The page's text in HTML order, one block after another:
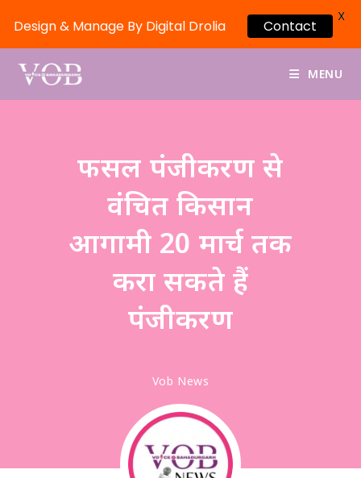
MENU
फसल पंजीकरण से
वंचित किसान
आगामी 20 मार्च तक
करा सकते हैं
पंजीकरण
Vob News
Design & Manage By Digital Drolia Contact
X